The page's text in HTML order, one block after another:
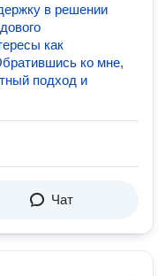
в решении
как
ко мне,
подход и
Чат